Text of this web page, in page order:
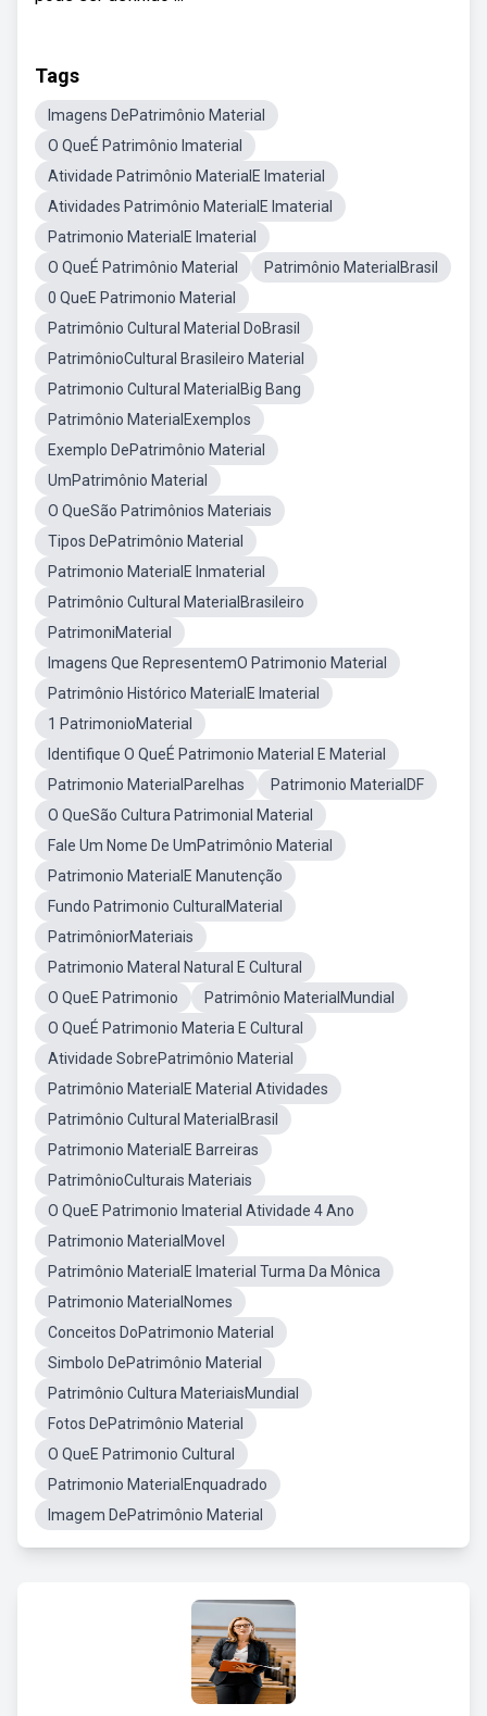
Tags
Imagens DePatrimônio Material
O QueÉ Patrimônio Imaterial
Atividade Patrimônio MaterialE Imaterial
Atividades Patrimônio MaterialE Imaterial
Patrimonio MaterialE Imaterial
O QueÉ Patrimônio Material
Patrimônio MaterialBrasil
0 QueE Patrimonio Material
Patrimônio Cultural Material DoBrasil
PatrimônioCultural Brasileiro Material
Patrimonio Cultural MaterialBig Bang
Patrimônio MaterialExemplos
Exemplo DePatrimônio Material
UmPatrimônio Material
O QueSão Patrimônios Materiais
Tipos DePatrimônio Material
Patrimonio MaterialE Inmaterial
Patrimônio Cultural MaterialBrasileiro
PatrimoniMaterial
Imagens Que RepresentemO Patrimonio Material
Patrimônio Histórico MaterialE Imaterial
1 PatrimonioMaterial
Identifique O QueÉ Patrimonio Material E Material
Patrimonio MaterialParelhas
Patrimonio MaterialDF
O QueSão Cultura Patrimonial Material
Fale Um Nome De UmPatrimônio Material
Patrimonio MaterialE Manutenção
Fundo Patrimonio CulturalMaterial
PatrimôniorMateriais
Patrimonio Materal Natural E Cultural
O QueE Patrimonio
Patrimônio MaterialMundial
O QueÉ Patrimonio Materia E Cultural
Atividade SobrePatrimônio Material
Patrimônio MaterialE Material Atividades
Patrimônio Cultural MaterialBrasil
Patrimonio MaterialE Barreiras
PatrimônioCulturais Materiais
O QueE Patrimonio Imaterial Atividade 4 Ano
Patrimonio MaterialMovel
Patrimônio MaterialE Imaterial Turma Da Mônica
Patrimonio MaterialNomes
Conceitos DoPatrimonio Material
Simbolo DePatrimônio Material
Patrimônio Cultura MateriaisMundial
Fotos DePatrimônio Material
O QueE Patrimonio Cultural
Patrimonio MaterialEnquadrado
Imagem DePatrimônio Material